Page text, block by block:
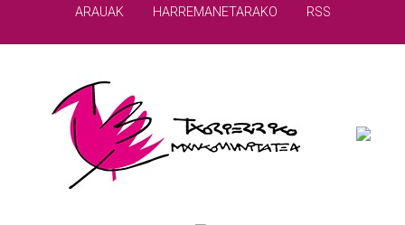
ARAUAK HARREMANETARAKO RSS